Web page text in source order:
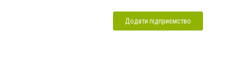
Додати підприємство